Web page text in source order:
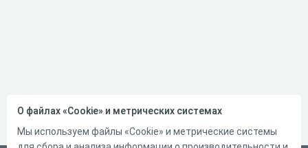
О файлах «Cookie» и метрических системах
Мы используем файлы «Cookie» и метрические системы